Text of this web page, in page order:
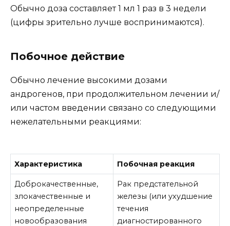
Обычно доза составляет 1 мл 1 раз в 3 недели
(цифры зрительно лучше воспринимаются).
Побочное действие
Обычно лечение высокими дозами
андрогенов, при продолжительном лечении и/
или частом введении связано со следующими
нежелательными реакциями:
Характеристика Побочная реакция
Доброкачественные,
злокачественные и
неопределенные
новообразования
Рак предстательной
железы (или ухудшение
течения
диагностированного